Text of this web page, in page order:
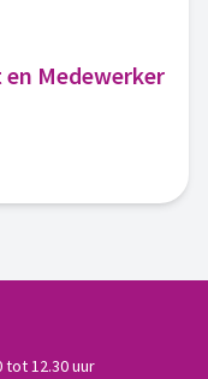
Medewerker
tot 12.30 uur